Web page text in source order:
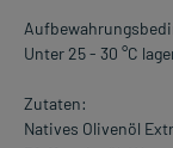
Unter 25 - 30 °C
Zutaten:
Natives Olivenöl